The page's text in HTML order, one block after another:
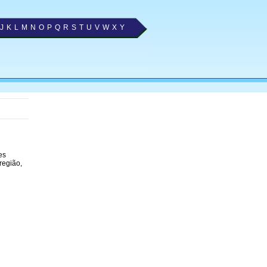
J K L M N O P Q R S T U V W X Y